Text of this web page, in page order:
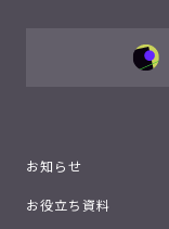
お知らせ
お役立ち資料